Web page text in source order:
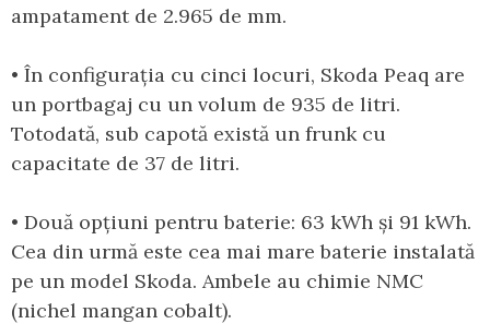
ampatament de 2.965 de mm.
• În configurația cu cinci locuri, Skoda Peaq are
un portbagaj cu un volum de 935 de litri.
Totodată, sub capotă există un frunk cu
capacitate de 37 de litri.
• Două opțiuni pentru baterie: 63 kWh și 91 kWh.
Cea din urmă este cea mai mare baterie instalată
pe un model Skoda. Ambele au chimie NMC
(nichel mangan cobalt).